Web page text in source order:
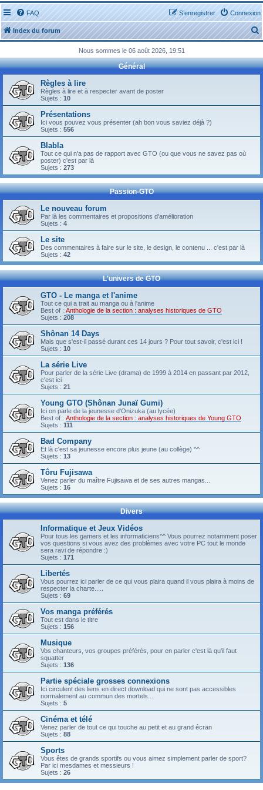
FAQ Connexion
S’enregistrer
Index du forum
e
c
Nous sommes le 06 août 2026, 19:51
Général
Règles à lire
Règles à lire et à respecter avant de poster
Sujets : 10
Présentations
Ici vous pouvez vous présenter (ah bon vous saviez déjà ?)
Sujets : 556
Blabla
Tout ce qui n'a pas de rapport avec GTO (ou que vous ne savez pas où
poster) c'est par là
Sujets : 273
Passion-GTO
Le nouveau forum
Par là les commentaires et propositions d'amélioration
Sujets : 4
Le site
Des commentaires à faire sur le site, le design, le contenu ... c'est par là
Sujets : 42
L'univers de GTO
GTO - Le manga et l'anime
Tout ce qui a trait au manga ou à l'anime
Best of : Anthologie de la section : analyses historiques de GTO
Sujets : 208
Shônan 14 Days
Mais que s'est-il passé durant ces 14 jours ? Pour tout savoir, c'est ici !
Sujets : 10
La série Live
Pour parler de la série Live (drama) de 1999 à 2014 en passant par 2012,
c'est ici
Sujets : 21
Young GTO (Shônan Junaï Gumi)
Ici on parle de la jeunesse d'Onizuka (au lycée)
Best of : Anthologie de la section : analyses historiques de Young GTO
Sujets : 111
Bad Company
Et là c'est sa jeunesse encore plus jeune (au collège) ^^
Sujets : 13
Tôru Fujisawa
Venez parler du maître Fujisawa et de ses autres mangas...
Sujets : 16
Divers
Informatique et Jeux Vidéos
Pour tous les gamers et les informaticiens^^ Vous pourrez notamment poser
vos questions si vous avez des problèmes avec votre PC tout le monde
sera ravi de répondre :)
Sujets : 171
Libertés
Vous pourrez ici parler de ce qui vous plaira quand il vous plaira à moins de
respecter la charte.....
Sujets : 69
Vos manga préférés
Tout est dans le titre
Sujets : 156
Musique
Vos chanteurs, vos groupes préférés, pour en parler c'est là qu'il faut
squatter
Sujets : 136
Partie spéciale grosses connexions
Ici circulent des liens en direct download qui ne sont pas accessibles
normalement au commun des mortels...
Sujets : 5
Cinéma et télé
Venez parler de tout ce qui touche au petit et au grand écran
Sujets : 88
Sports
Vous êtes de grands sportifs ou vous aimez simplement parler de sport?
Par ici mesdames et messieurs !
Sujets : 26